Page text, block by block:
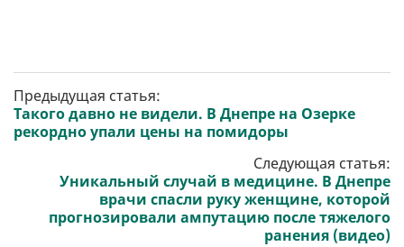
Предыдущая статья:
Такого давно не видели. В Днепре на Озерке
рекордно упали цены на помидоры
Следующая статья:
Уникальный случай в медицине. В Днепре
врачи спасли руку женщине, которой
прогнозировали ампутацию после тяжелого
ранения (видео)